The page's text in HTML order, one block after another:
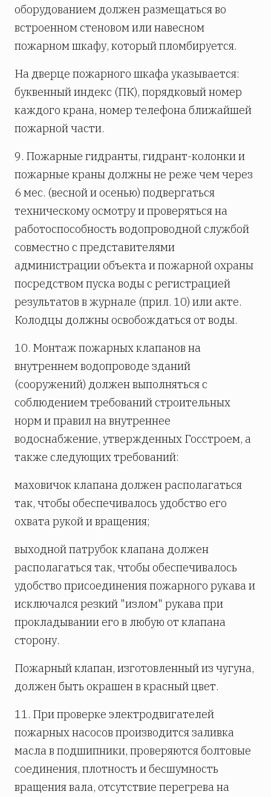
оборудованием должен размещаться во
встроенном стеновом или навесном
пожарном шкафу, который пломбируется.
На дверце пожарного шкафа указывается:
буквенный индекс (ПК), порядковый номер
каждого крана, номер телефона ближайшей
пожарной части.
9. Пожарные гидранты, гидрант-колонки и
пожарные краны должны не реже чем через
6 мес. (весной и осенью) подвергаться
техническому осмотру и проверяться на
работоспособность водопроводной службой
совместно с представителями
администрации объекта и пожарной охраны
посредством пуска воды с регистрацией
результатов в журнале (прил. 10) или акте.
Колодцы должны освобождаться от воды.
10. Монтаж пожарных клапанов на
внутреннем водопроводе зданий
(сооружений) должен выполняться с
соблюдением требований строительных
норм и правил на внутреннее
водоснабжение, утвержденных Госстроем, а
также следующих требований:
маховичок клапана должен располагаться
так, чтобы обеспечивалось удобство его
охвата рукой и вращения;
выходной патрубок клапана должен
располагаться так, чтобы обеспечивалось
удобство присоединения пожарного рукава и
исключался резкий "излом" рукава при
прокладывании его в любую от клапана
сторону.
Пожарный клапан, изготовленный из чугуна,
должен быть окрашен в красный цвет.
11. При проверке электродвигателей
пожарных насосов производится заливка
масла в подшипники, проверяются болтовые
соединения, плотность и бесшумность
вращения вала, отсутствие перегрева на